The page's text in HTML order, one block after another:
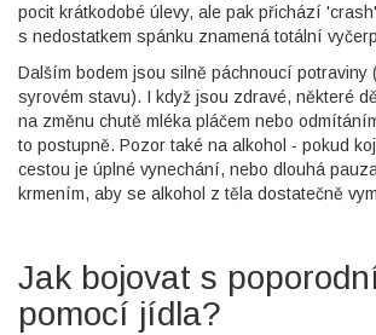
pocit krátkodobé úlevy, ale pak přichází
s nedostatkem spánku znamená totální
Dalším bodem jsou silně páchnoucí potraviny
syrovém stavu). I když jsou zdravé, některé
na změnu chutě mléka pláčem nebo
to postupně. Pozor také na alkohol - pokud
cestou je úplné vynechání, nebo dlouhá
krmením, aby se alkohol z těla dostatečně
Jak bojovat s
pomocí jídla?